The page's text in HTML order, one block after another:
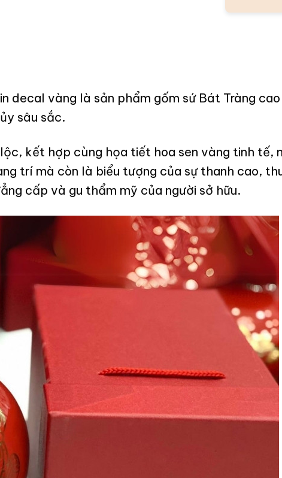
decal vàng là sản phẩm gốm sứ Bát Tràng
sâu sắc.
kết hợp cùng họa tiết hoa sen vàng tinh tế,
trí mà còn là biểu tượng của sự thanh cao,
cấp và gu thẩm mỹ của người sở hữu.